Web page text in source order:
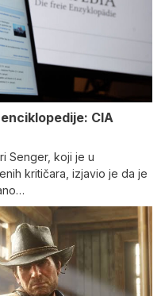
CIA
Senger, koji je u
kritičara, izjavio je da je